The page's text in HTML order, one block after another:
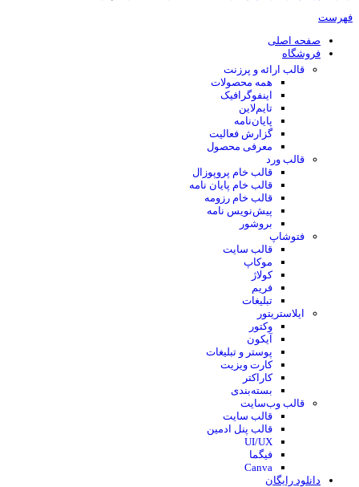
فهرست
صفحه اصلی
فروشگاه
قالب ارائه و پرزنت
همه محصولات
اینفوگرافیک
تایم‌لاین
پایان‌نامه
گزارش فعالیت
معرفی محصول
قالب ورد
قالب خام پروپوزال
قالب خام پایان نامه
قالب خام رزومه
پیش‌نویس نامه
بروشور
فتوشاپ
قالب سایت
موکاپ
کولاژ
فریم
تبلیغات
ایلاستریتور
وکتور
آیکون
پوستر و تبلیغات
کارت ویزیت
کاراکتر
بسته‌بندی
قالب وب‌سایت
قالب‌ سایت
قالب پنل ادمین
UI/UX
فیگما
Canva
دانلود رایگان